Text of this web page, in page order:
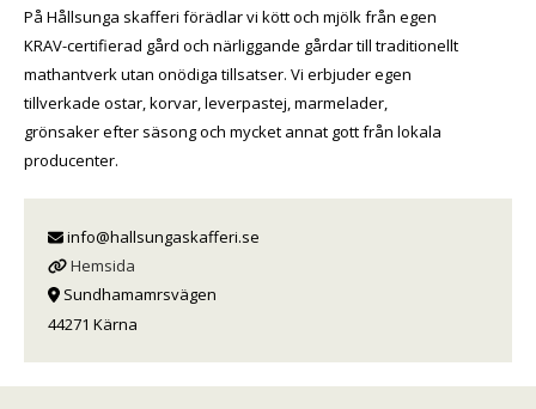
På Hållsunga skafferi förädlar vi kött och mjölk från egen
KRAV-certifierad gård och närliggande gårdar till traditionellt
mathantverk utan onödiga tillsatser. Vi erbjuder egen
tillverkade ostar, korvar, leverpastej, marmelader,
grönsaker efter säsong och mycket annat gott från lokala
producenter.
info@hallsungaskafferi.se
Hemsida
Sundhamamrsvägen
44271 Kärna